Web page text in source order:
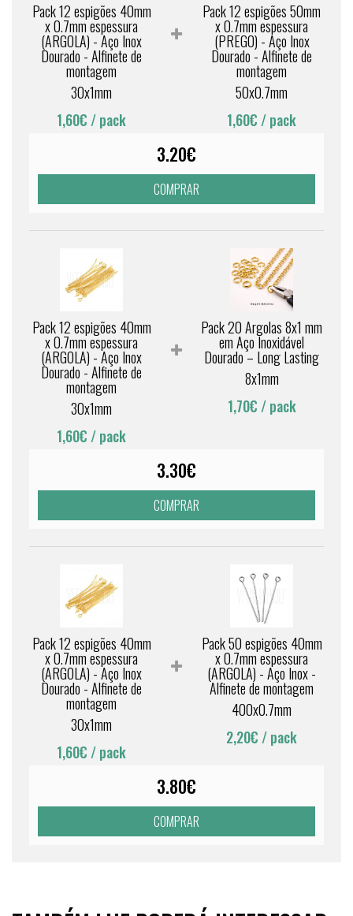
Pack 12 espigões 40mm
x 0.7mm espessura
(ARGOLA) - Aço Inox
Dourado - Alfinete de
montagem
30x1mm
1,60€ / pack
Pack 12 espigões 50mm
x 0.7mm espessura
(PREGO) - Aço Inox
Dourado - Alfinete de
montagem
50x0.7mm
1,60€ / pack
3.20€
COMPRAR
Pack 12 espigões 40mm
x 0.7mm espessura
(ARGOLA) - Aço Inox
Dourado - Alfinete de
montagem
30x1mm
1,60€ / pack
Pack 20 Argolas 8x1 mm
em Aço Inoxidável
Dourado – Long Lasting
8x1mm
1,70€ / pack
3.30€
COMPRAR
Pack 12 espigões 40mm
x 0.7mm espessura
(ARGOLA) - Aço Inox
Dourado - Alfinete de
montagem
30x1mm
1,60€ / pack
Pack 50 espigões 40mm
x 0.7mm espessura
(ARGOLA) - Aço Inox -
Alfinete de montagem
400x0.7mm
2,20€ / pack
3.80€
COMPRAR